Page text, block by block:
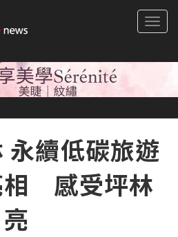
永續低碳旅遊
相 感受坪林